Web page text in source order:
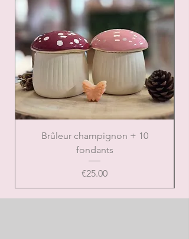
Brûleur champignon + 10
fondants
Price
€25.00